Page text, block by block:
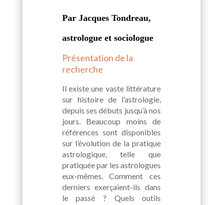
Par Jacques Tondreau,
astrologue et sociologue
Présentation de la
recherche
Il existe une vaste littérature
sur histoire de l’astrologie,
depuis ses débuts jusqu’à nos
jours. Beaucoup moins de
références sont disponibles
sur l’évolution de la pratique
astrologique, telle que
pratiquée par les astrologues
eux-mêmes. Comment ces
derniers exerçaient-ils dans
le passé ? Quels outils